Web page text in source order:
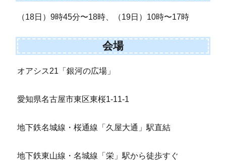
（18日）9時45分〜18時、（19日）10時〜17時
会場
オアシス21「銀河の広場」
愛知県名古屋市東区東桜1-11-1
地下鉄名城線・桜通線「久屋大通」駅直結
地下鉄東山線・名城線「栄」駅から徒歩すぐ